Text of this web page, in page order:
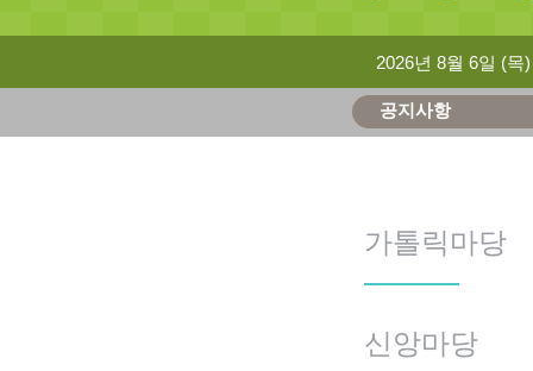
2026년 8월 6일 (목)
공지사항
가톨릭마당
신앙마당